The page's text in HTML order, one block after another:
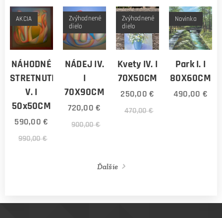
NÁHODNÉ
STRETNUTIE
V. I
50x50CM
AKCIA
590,00 €
990,00€
NÁDEJ IV.
I
70X90CM
Zvýhodnené
dielo
720,00 €
900,00€
Kvety IV. I
70X50CM
Zvýhodnené
dielo
250,00 €
470,00€
Park I. I
80X60CM
Novinka
490,00 €
Ďalšie